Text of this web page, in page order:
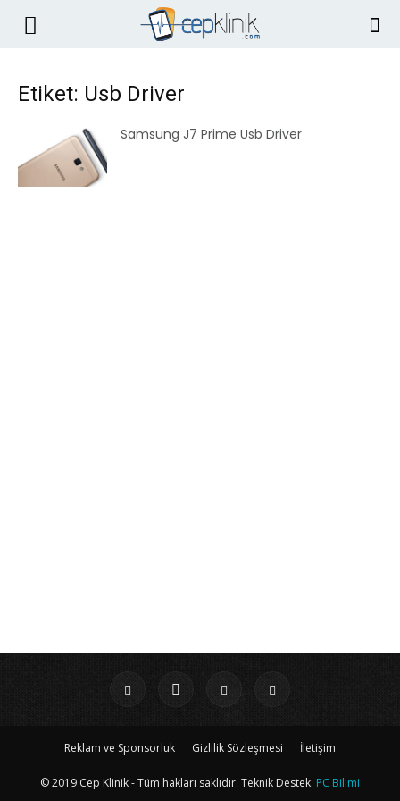
Etiket: Usb Driver
Samsung J7 Prime Usb Driver
Reklam ve Sponsorluk Gizlilik Sözleşmesi İletişim
© 2019 Cep Klinik - Tüm hakları saklıdır. Teknik Destek: PC Bilimi